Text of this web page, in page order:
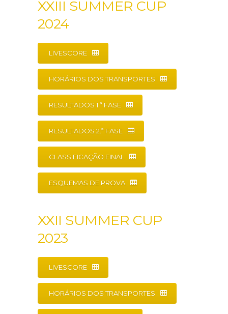
XXIII SUMMER CUP
2024
LIVESCORE
HORÁRIOS DOS TRANSPORTES
RESULTADOS 1.ª FASE
RESULTADOS 2.ª FASE
CLASSIFICAÇÃO FINAL
ESQUEMAS DE PROVA
XXII SUMMER CUP
2023
LIVESCORE
HORÁRIOS DOS TRANSPORTES